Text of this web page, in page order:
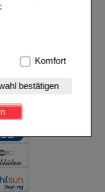
es sich um
Warenkorb,
verzichtet
zu gestalten,
es uns
Inhalte
Komfort
bestätigen